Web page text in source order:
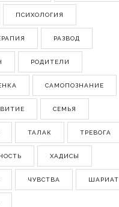
ПСИХОЛОГИЯ
РАЗВОД
РОДИТЕЛИ
САМОПОЗНАНИЕ
СЕМЬЯ
ТАЛАК ТРЕВОГА
ХАДИСЫ
ЧУВСТВА ШАРИАТ